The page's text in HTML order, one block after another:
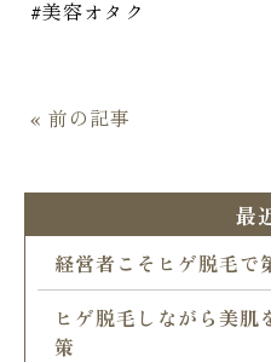
« 前の記事
最
経営者こそヒゲ脱毛で
ヒゲ脱毛しながら美
策